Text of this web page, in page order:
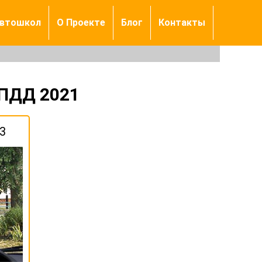
О Проекте Блог Контакты
2021